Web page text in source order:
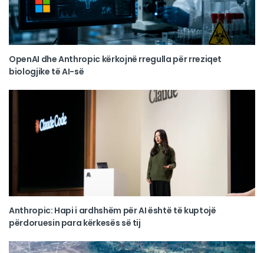
OpenAI dhe Anthropic kërkojnë rregulla për rreziqet
biologjike të AI-së
Anthropic: Hapi i ardhshëm për AI është të kuptojë
përdoruesin para kërkesës së tij